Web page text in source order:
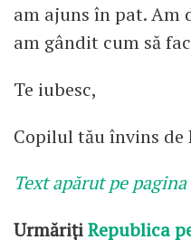
am ajuns în pat. Am
am gândit cum să
Te iubesc,
Copilul tău învins
Text apărut pe
UrmărițiRepublica